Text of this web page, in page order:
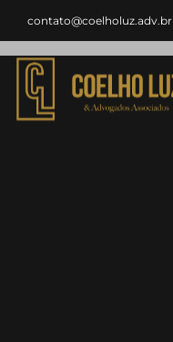
contato@coelholuz.adv.br